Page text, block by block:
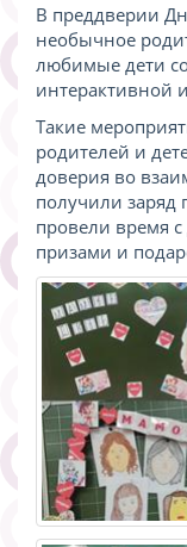
В преддверии
необычное
любимые дети
интерактивной
Такие
родителей и
доверия во
получили
провели время
призами и